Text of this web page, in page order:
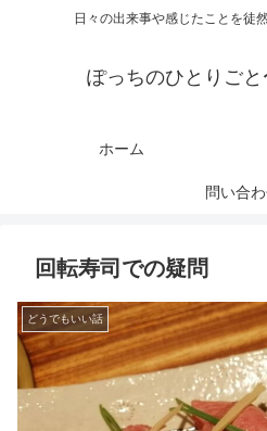
日々の出来事や感じたことを徒
ぽっちのひとりご
ホーム
問い合
回転寿司での疑問
どうでもいい話